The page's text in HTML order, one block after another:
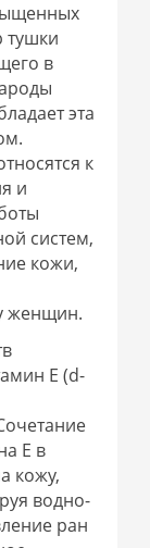
тушки
в
эта
к
и
систем,
кожи,
женщин.
Е (d-
Е в
кожу,
водно-
ран